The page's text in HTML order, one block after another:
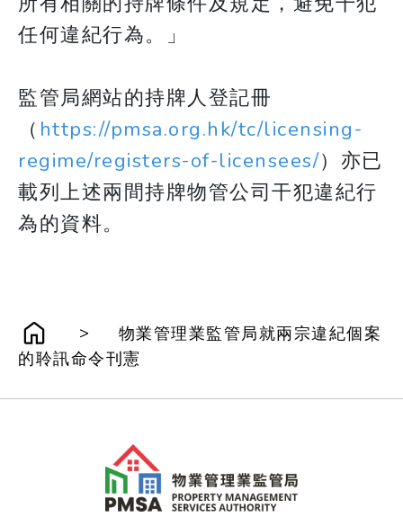
任何違紀行為。」
監管局網站的持牌人登記冊
（ https://pmsa.org.hk/tc/licensing-
regime/registers-of-licensees/）亦已
載列上述兩間持牌物管公司干犯違紀行
為的資料。
>
物業管理業監管局就兩宗違紀個案
的聆訊命令刊憲